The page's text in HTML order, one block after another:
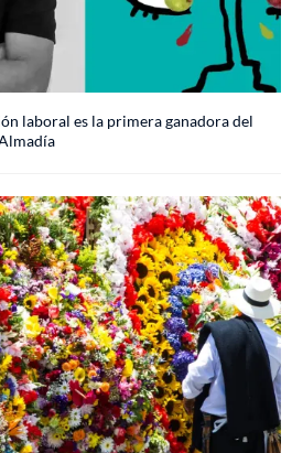
laboral es la primera ganadora del